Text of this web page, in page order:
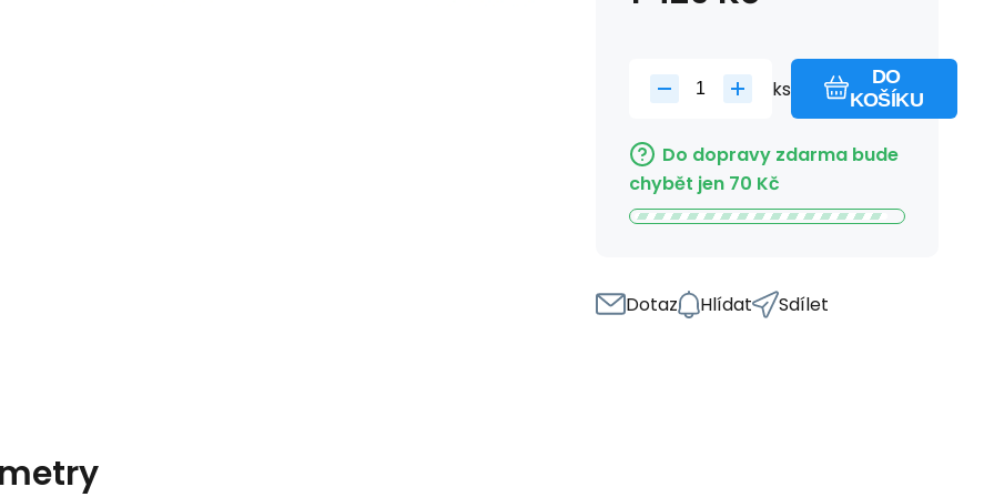
ks
DO
KOŠÍKU
Do dopravy zdarma bude
chybět jen 70 Kč
Dotaz Hlídat Sdílet